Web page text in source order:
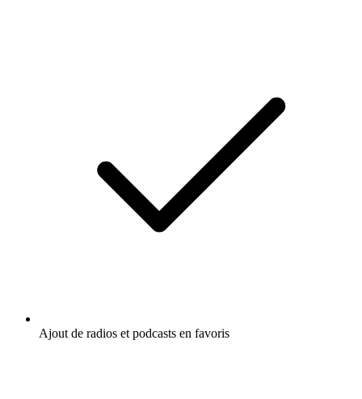
Ajout de radios et podcasts en favoris